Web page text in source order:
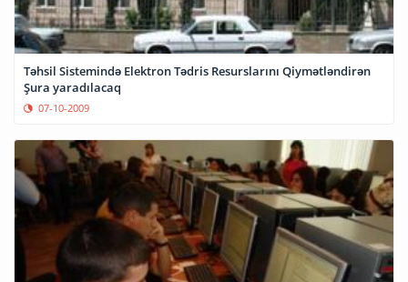
Təhsil Sistemində Elektron Tədris Resurslarını Qiymətləndirən
Şura yaradılacaq
07-10-2009